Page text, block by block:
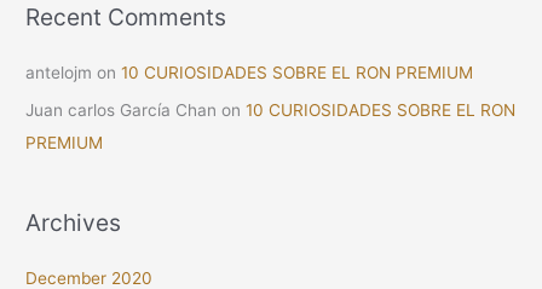
Recent Comments
antelojm on10 CURIOSIDADES SOBRE EL RON PREMIUM
Juan carlos García Chan on10 CURIOSIDADES SOBRE EL RON
PREMIUM
Archives
December 2020